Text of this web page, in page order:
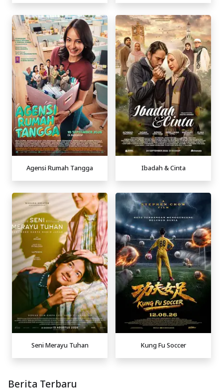
Agensi Rumah Tangga Ibadah & Cinta
Seni Merayu Tuhan Kung Fu Soccer
Berita Terbaru